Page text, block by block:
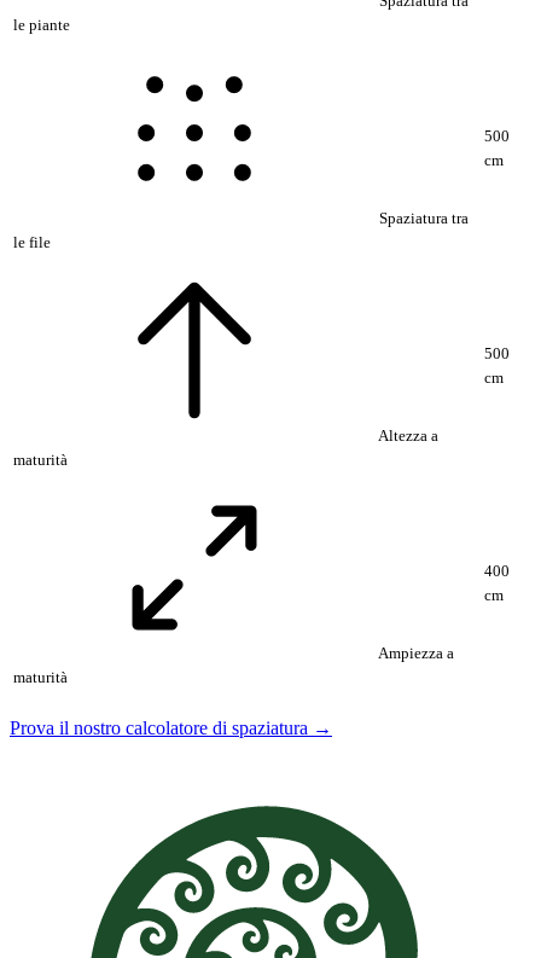
le piante
Spaziatura tra
le file
500
cm
Altezza a
maturità
500
cm
Ampiezza a
maturità
400
cm
Prova il nostro calcolatore di spaziatura →